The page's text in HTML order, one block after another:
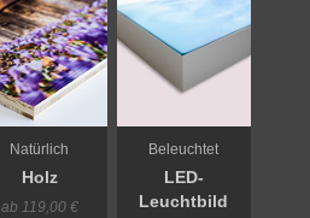
Natürlich
Holz
ab 119,00 €
Beleuchtet
LED-
Leuchtbild